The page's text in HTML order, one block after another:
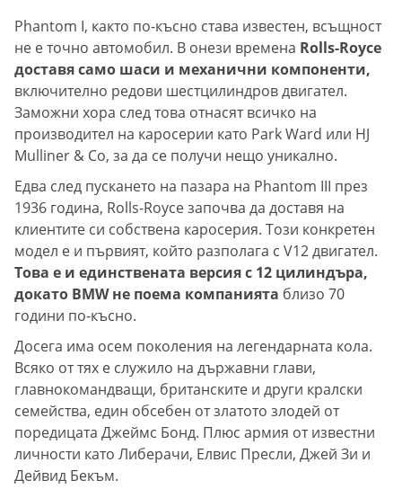
Phantom I, както по-късно става известен, всъщност
не е точно автомобил. В онези времена Rolls-Royce
доставя само шаси и механични компоненти,
включително редови шестцилиндров двигател.
Заможни хора след това отнасят всичко на
производител на каросерии като Park Ward или HJ
Mulliner & Co, за да се получи нещо уникално.
Едва след пускането на пазара на Phantom III през
1936 година, Rolls-Royce започва да доставя на
клиентите си собствена каросерия. Този конкретен
модел е и първият, който разполага с V12 двигател.
Това е и единствената версия с 12 цилиндъра,
докато BMW не поема компанията близо 70
години по-късно.
Досега има осем поколения на легендарната кола.
Всяко от тях е служило на държавни глави,
главнокомандващи, британските и други кралски
семейства, един обсебен от златото злодей от
поредицата Джеймс Бонд. Плюс армия от известни
личности като Либерачи, Елвис Пресли, Джей Зи и
Дейвид Бекъм.